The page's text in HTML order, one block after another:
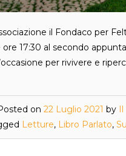
il Fondaco per
ore 17:30 al secondo
per rivivere e
on 22 Luglio 2021 by
Letture, Libro Parlato,